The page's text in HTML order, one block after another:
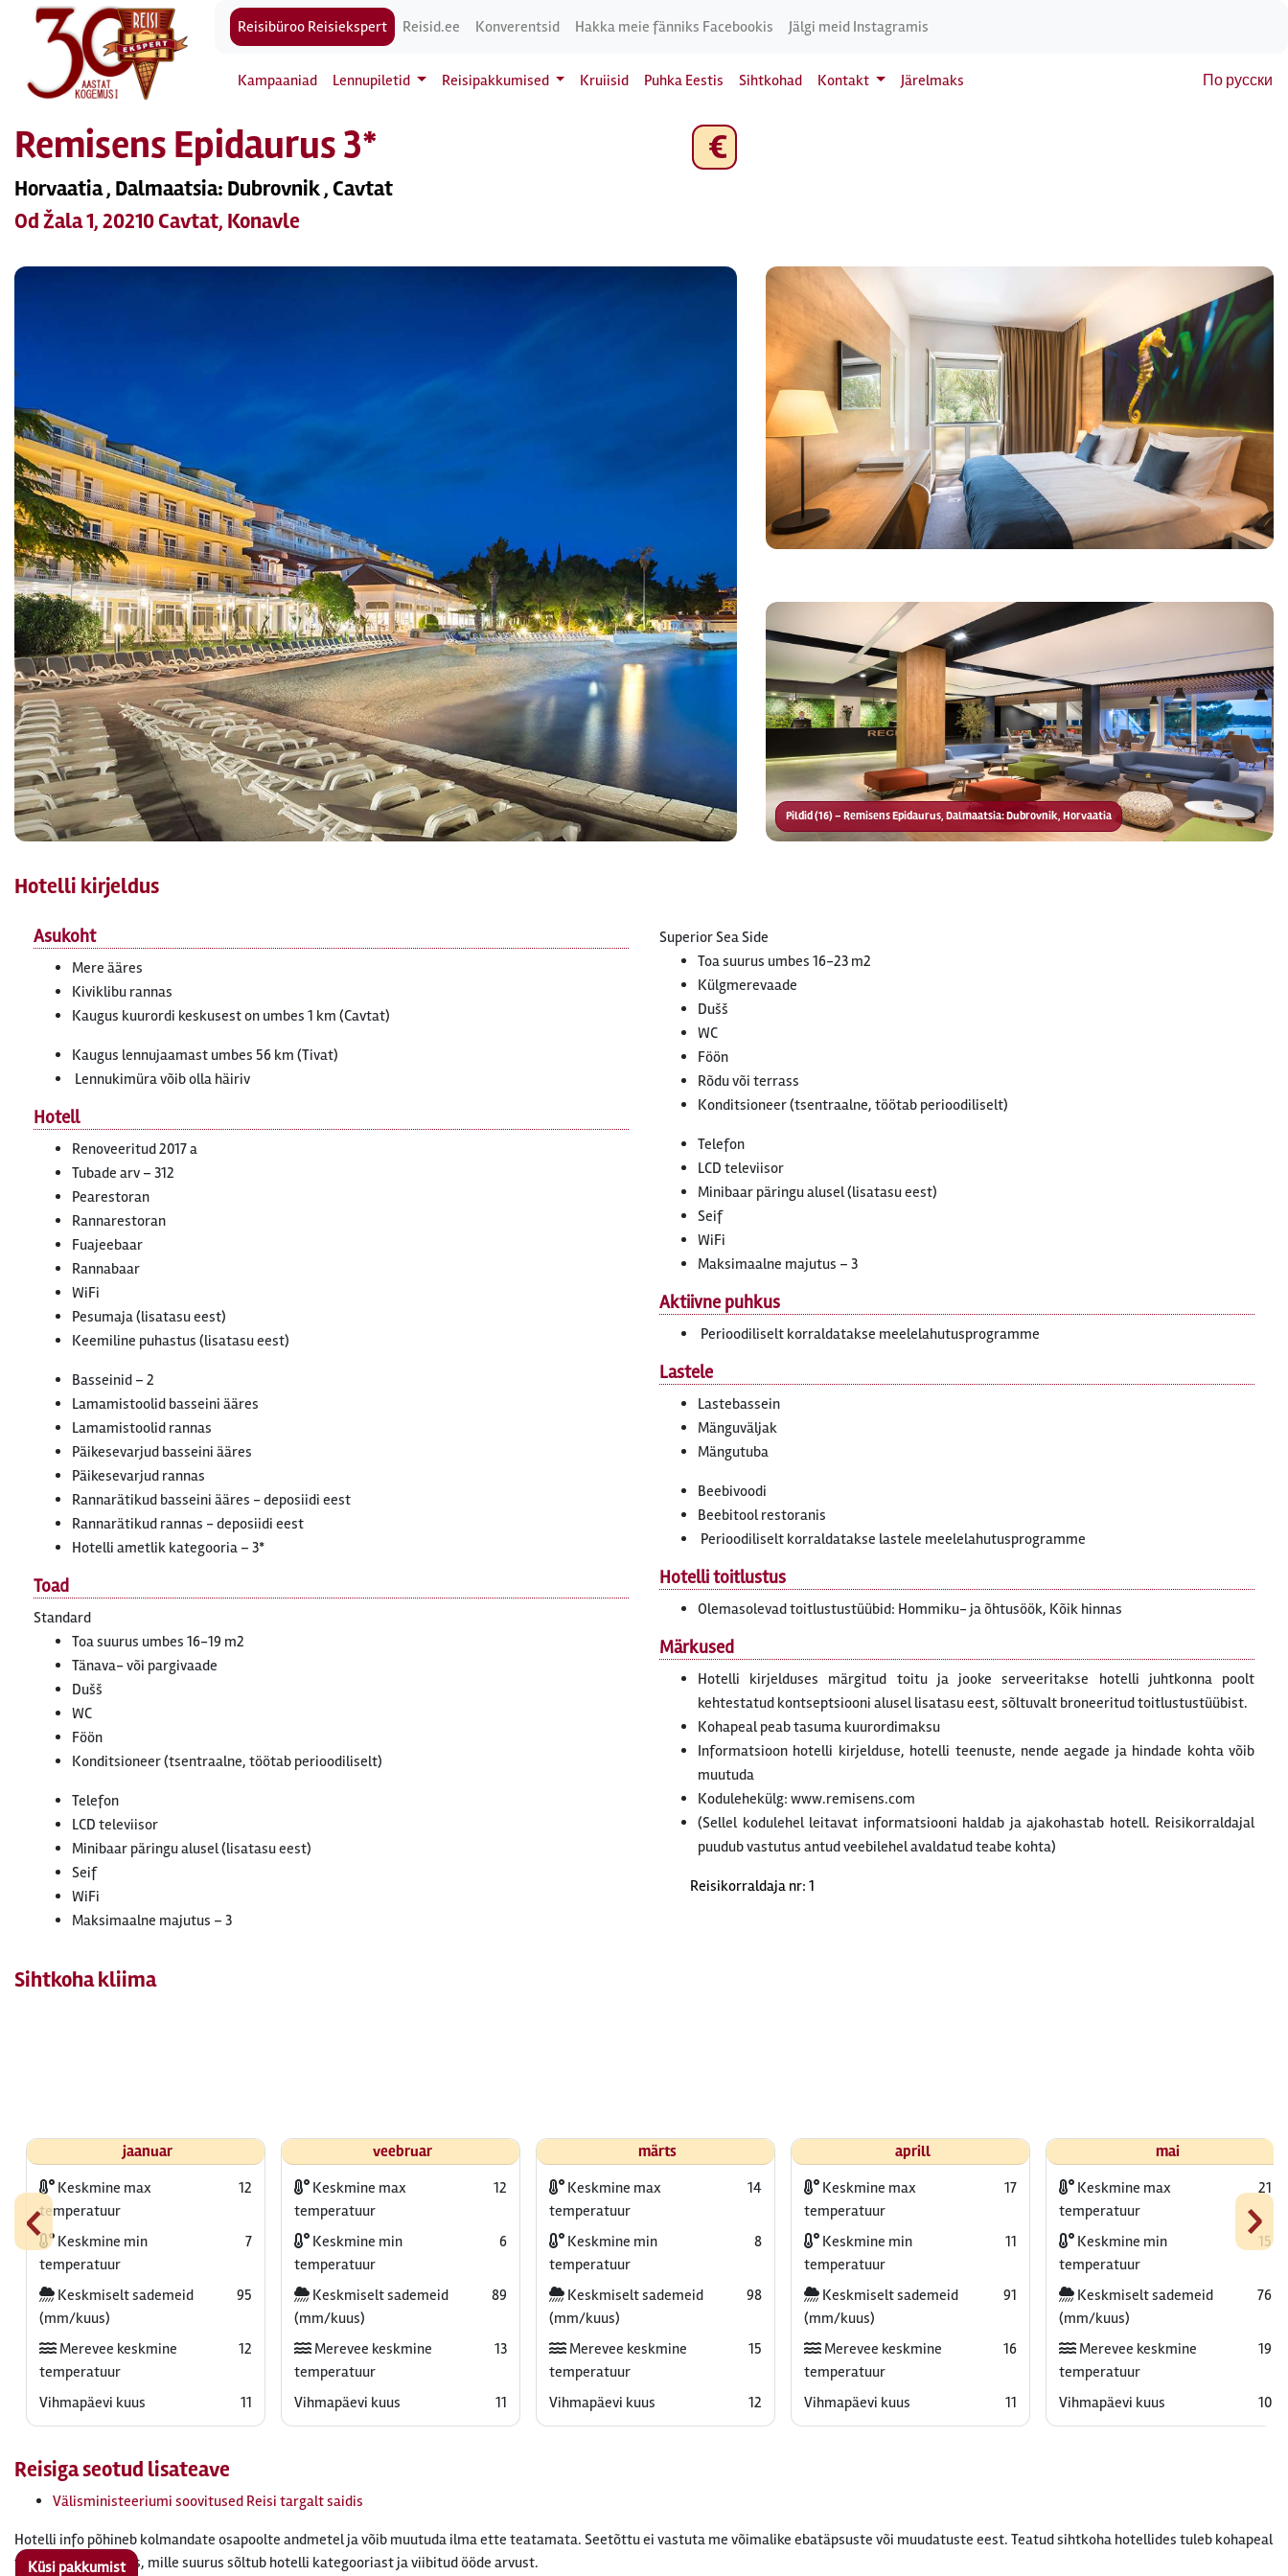
Reisibüroo Reisiekspert Reisid.ee Konverentsid Hakka meie fänniks Facebookis Jälgi meid Instagramis
Kampaaniad Lennupiletid Reisipakkumised Kruiisid Puhka Eestis Sihtkohad Kontakt Järelmaks По русски
Remisens Epidaurus 3*
Horvaatia , Dalmaatsia: Dubrovnik , Cavtat
Od Žala 1, 20210 Cavtat, Konavle
€
Pildid (16) – Remisens Epidaurus, Dalmaatsia: Dubrovnik, Horvaatia
Hotelli kirjeldus
Asukoht
Mere ääres
Kiviklibu rannas
Kaugus kuurordi keskusest on umbes 1 km (Cavtat)
Kaugus lennujaamast umbes 56 km (Tivat)
Lennukimüra võib olla häiriv
Hotell
Renoveeritud 2017 a
Tubade arv – 312
Pearestoran
Rannarestoran
Fuajeebaar
Rannabaar
WiFi
Pesumaja (lisatasu eest)
Keemiline puhastus (lisatasu eest)
Basseinid – 2
Lamamistoolid basseini ääres
Lamamistoolid rannas
Päikesevarjud basseini ääres
Päikesevarjud rannas
Rannarätikud basseini ääres - deposiidi eest
Rannarätikud rannas - deposiidi eest
Hotelli ametlik kategooria – 3*
Toad
Standard
Toa suurus umbes 16-19 m2
Tänava- või pargivaade
Dušš
WC
Föön
Konditsioneer (tsentraalne, töötab perioodiliselt)
Telefon
LCD televiisor
Minibaar päringu alusel (lisatasu eest)
Seif
WiFi
Maksimaalne majutus – 3
Superior Sea Side
Toa suurus umbes 16-23 m2
Külgmerevaade
Dušš
WC
Föön
Rõdu või terrass
Konditsioneer (tsentraalne, töötab perioodiliselt)
Telefon
LCD televiisor
Minibaar päringu alusel (lisatasu eest)
Seif
WiFi
Maksimaalne majutus – 3
Aktiivne puhkus
Perioodiliselt korraldatakse meelelahutusprogramme
Lastele
Lastebassein
Mänguväljak
Mängutuba
Beebivoodi
Beebitool restoranis
Perioodiliselt korraldatakse lastele meelelahutusprogramme
Hotelli toitlustus
Olemasolevad toitlustustüübid: Hommiku- ja õhtusöök, Kõik hinnas
Märkused
Hotelli kirjelduses märgitud toitu ja jooke serveeritakse hotelli juhtkonna poolt
kehtestatud kontseptsiooni alusel lisatasu eest, sõltuvalt broneeritud toitlustustüübist.
Kohapeal peab tasuma kuurordimaksu
Informatsioon hotelli kirjelduse, hotelli teenuste, nende aegade ja hindade kohta võib
muutuda
Kodulehekülg: www.remisens.com
(Sellel kodulehel leitavat informatsiooni haldab ja ajakohastab hotell. Reisikorraldajal
puudub vastutus antud veebilehel avaldatud teabe kohta)
Reisikorraldaja nr: 1
Sihtkoha kliima
‹ ›
jaanuar
Keskmine max
temperatuur
12
Keskmine min
temperatuur
7
Keskmiselt sademeid
(mm/kuus)
95
Merevee keskmine
temperatuur
12
Vihmapäevi kuus 11
veebruar
Keskmine max
temperatuur
12
Keskmine min
temperatuur
6
Keskmiselt sademeid
(mm/kuus)
89
Merevee keskmine
temperatuur
13
Vihmapäevi kuus 11
märts
Keskmine max
temperatuur
14
Keskmine min
temperatuur
8
Keskmiselt sademeid
(mm/kuus)
98
Merevee keskmine
temperatuur
15
Vihmapäevi kuus 12
aprill
Keskmine max
temperatuur
17
Keskmine min
temperatuur
11
Keskmiselt sademeid
(mm/kuus)
91
Merevee keskmine
temperatuur
16
Vihmapäevi kuus 11
mai
Keskmine max
temperatuur
21
Keskmine min
temperatuur
15
Keskmiselt sademeid
(mm/kuus)
76
Merevee keskmine
temperatuur
19
Vihmapäevi kuus 10
Reisiga seotud lisateave
Välisministeeriumi soovitused Reisi targalt saidis
Hotelli info põhineb kolmandate osapoolte andmetel ja võib muutuda ilma ette teatamata. Seetõttu ei vastuta me võimalike ebatäpsuste või muudatuste eest. Teatud sihtkoha hotellides tuleb kohapeal
tasuda turismimaks, mille suurus sõltub hotelli kategooriast ja viibitud ööde arvust.
Küsi pakkumist